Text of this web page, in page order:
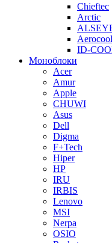
Chieftec
Arctic
Aerocool
ID-
Моноблоки
Acer
Amur
Apple
CHUWI
Asus
Dell
Digma
F+Tech
Hiper
HP
IRU
IRBIS
Lenovo
MSI
Nerpa
OSIO